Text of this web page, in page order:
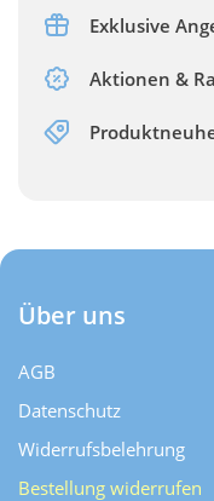
Exklusive
Aktionen &
Über uns
AGB
Datenschutz
Widerrufsbelehrung
Bestellung widerrufen